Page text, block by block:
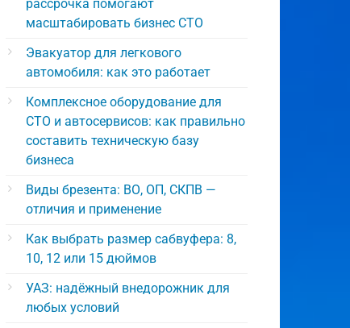
рассрочка помогают
масштабировать бизнес СТО
Эвакуатор для легкового
автомобиля: как это работает
Комплексное оборудование для
СТО и автосервисов: как правильно
составить техническую базу
бизнеса
Виды брезента: ВО, ОП, СКПВ —
отличия и применение
Как выбрать размер сабвуфера: 8,
10, 12 или 15 дюймов
УАЗ: надёжный внедорожник для
любых условий